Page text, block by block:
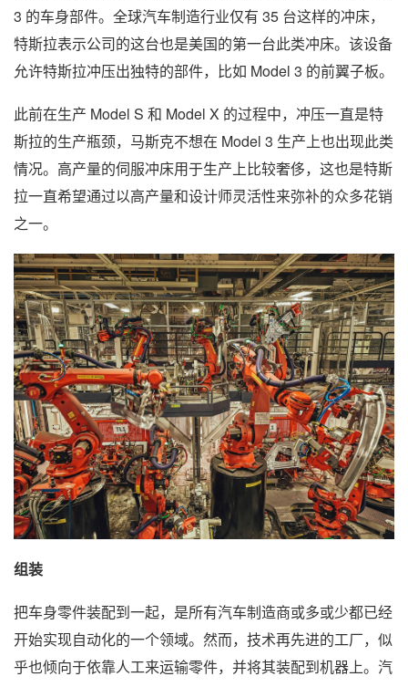
3 的车身部件。全球汽车制造行业仅有 35 台这样的冲床，
特斯拉表示公司的这台也是美国的第一台此类冲床。该设备
允许特斯拉冲压出独特的部件，比如 Model 3 的前翼子板。
此前在生产 Model S 和 Model X 的过程中，冲压一直是特
斯拉的生产瓶颈，马斯克不想在 Model 3 生产上也出现此类
情况。高产量的伺服冲床用于生产上比较奢侈，这也是特斯
拉一直希望通过以高产量和设计师灵活性来弥补的众多花销
之一。
组装
把车身零件装配到一起，是所有汽车制造商或多或少都已经
开始实现自动化的一个领域。然而，技术再先进的工厂，似
乎也倾向于依靠人工来运输零件，并将其装配到机器上。汽